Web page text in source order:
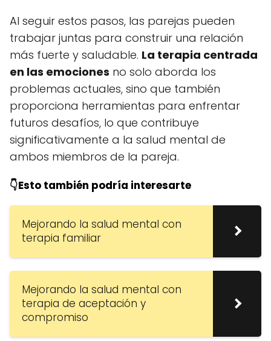
Al seguir estos pasos, las parejas pueden
trabajar juntas para construir una relación
más fuerte y saludable. La terapia centrada
en las emociones no solo aborda los
problemas actuales, sino que también
proporciona herramientas para enfrentar
futuros desafíos, lo que contribuye
significativamente a la salud mental de
ambos miembros de la pareja.
👇Esto también podría interesarte
Mejorando la salud mental con
terapia familiar
Mejorando la salud mental con
terapia de aceptación y
compromiso